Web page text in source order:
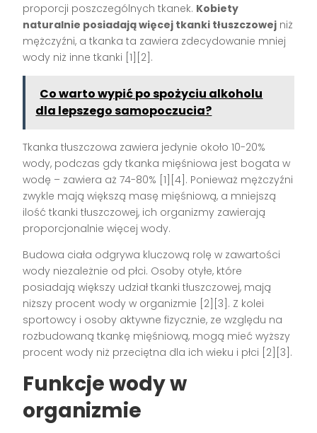
proporcji poszczególnych tkanek. Kobiety
naturalnie posiadają więcej tkanki tłuszczowej niż
mężczyźni, a tkanka ta zawiera zdecydowanie mniej
wody niż inne tkanki [1][2].
Co warto wypić po spożyciu alkoholu
dla lepszego samopoczucia?
Tkanka tłuszczowa zawiera jedynie około 10-20%
wody, podczas gdy tkanka mięśniowa jest bogata w
wodę – zawiera aż 74-80% [1][4]. Ponieważ mężczyźni
zwykle mają większą masę mięśniową, a mniejszą
ilość tkanki tłuszczowej, ich organizmy zawierają
proporcjonalnie więcej wody.
Budowa ciała odgrywa kluczową rolę w zawartości
wody niezależnie od płci. Osoby otyłe, które
posiadają większy udział tkanki tłuszczowej, mają
niższy procent wody w organizmie [2][3]. Z kolei
sportowcy i osoby aktywne fizycznie, ze względu na
rozbudowaną tkankę mięśniową, mogą mieć wyższy
procent wody niż przeciętna dla ich wieku i płci [2][3].
Funkcje wody w
organizmie